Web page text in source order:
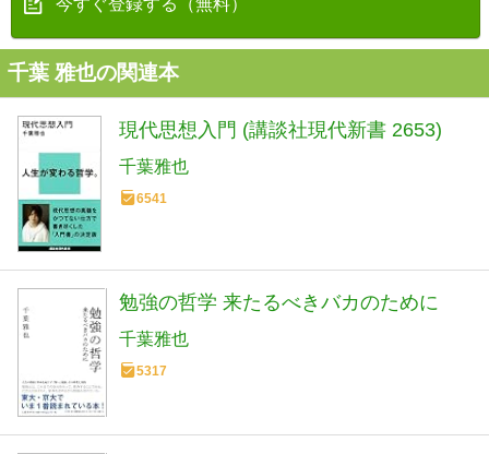
今すぐ登録する（無料）
千葉 雅也の関連本
現代思想入門 (講談社現代新書 2653)
千葉雅也
6541
勉強の哲学 来たるべきバカのために
千葉雅也
5317